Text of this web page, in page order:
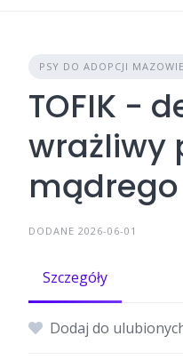
PSY DO ADOPCJI
TOFIK -
wrażliwy
DODANE 2026-06-01
Szczegóły
Dodaj do